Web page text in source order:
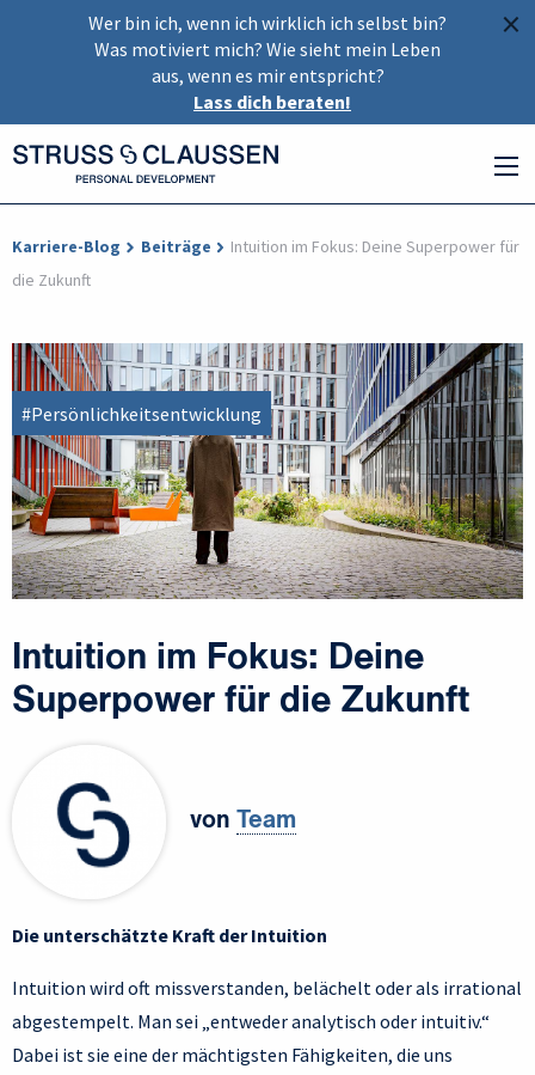
×
Wer bin ich, wenn ich wirklich ich selbst bin?
Was motiviert mich? Wie sieht mein Leben
aus, wenn es mir entspricht?
Lass dich beraten!
Karriere-Blog Beiträge
Intuition im Fokus: Deine Superpower für
die Zukunft
#Persönlichkeitsentwicklung
Intuition im Fokus: Deine
Superpower für die Zukunft
von Team
Die unterschätzte Kraft der Intuition
Intuition wird oft missverstanden, belächelt oder als irrational
abgestempelt. Man sei „entweder analytisch oder intuitiv.“
Dabei ist sie eine der mächtigsten Fähigkeiten, die uns